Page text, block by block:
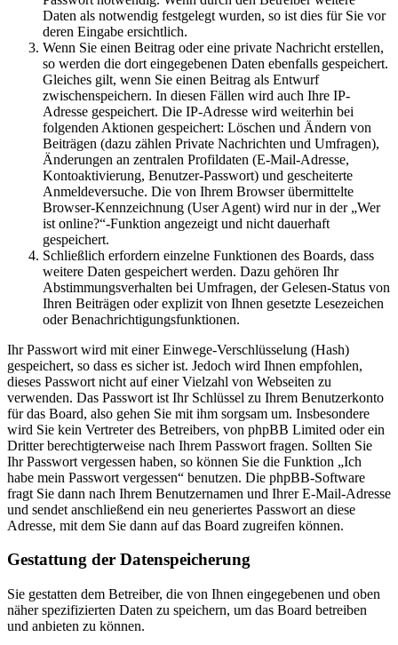
Daten als notwendig festgelegt wurden, so ist dies für Sie vor
deren Eingabe ersichtlich.
Wenn Sie einen Beitrag oder eine private Nachricht erstellen,
so werden die dort eingegebenen Daten ebenfalls gespeichert.
Gleiches gilt, wenn Sie einen Beitrag als Entwurf
zwischenspeichern. In diesen Fällen wird auch Ihre IP-
Adresse gespeichert. Die IP-Adresse wird weiterhin bei
folgenden Aktionen gespeichert: Löschen und Ändern von
Beiträgen (dazu zählen Private Nachrichten und Umfragen),
Änderungen an zentralen Profildaten (E-Mail-Adresse,
Kontoaktivierung, Benutzer-Passwort) und gescheiterte
Anmeldeversuche. Die von Ihrem Browser übermittelte
Browser-Kennzeichnung (User Agent) wird nur in der „Wer
ist online?“-Funktion angezeigt und nicht dauerhaft
gespeichert.
Schließlich erfordern einzelne Funktionen des Boards, dass
weitere Daten gespeichert werden. Dazu gehören Ihr
Abstimmungsverhalten bei Umfragen, der Gelesen-Status von
Ihren Beiträgen oder explizit von Ihnen gesetzte Lesezeichen
oder Benachrichtigungsfunktionen.
Ihr Passwort wird mit einer Einwege-Verschlüsselung (Hash)
gespeichert, so dass es sicher ist. Jedoch wird Ihnen empfohlen,
dieses Passwort nicht auf einer Vielzahl von Webseiten zu
verwenden. Das Passwort ist Ihr Schlüssel zu Ihrem Benutzerkonto
für das Board, also gehen Sie mit ihm sorgsam um. Insbesondere
wird Sie kein Vertreter des Betreibers, von phpBB Limited oder ein
Dritter berechtigterweise nach Ihrem Passwort fragen. Sollten Sie
Ihr Passwort vergessen haben, so können Sie die Funktion „Ich
habe mein Passwort vergessen“ benutzen. Die phpBB-Software
fragt Sie dann nach Ihrem Benutzernamen und Ihrer E-Mail-Adresse
und sendet anschließend ein neu generiertes Passwort an diese
Adresse, mit dem Sie dann auf das Board zugreifen können.
Gestattung der Datenspeicherung
Sie gestatten dem Betreiber, die von Ihnen eingegebenen und oben
näher spezifizierten Daten zu speichern, um das Board betreiben
und anbieten zu können.